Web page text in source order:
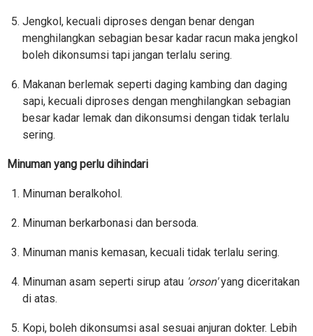
Jengkol, kecuali diproses dengan benar dengan
menghilangkan sebagian besar kadar racun maka jengkol
boleh dikonsumsi tapi jangan terlalu sering.
Makanan berlemak seperti daging kambing dan daging
sapi, kecuali diproses dengan menghilangkan sebagian
besar kadar lemak dan dikonsumsi dengan tidak terlalu
sering.
Minuman yang perlu dihindari
Minuman beralkohol.
Minuman berkarbonasi dan bersoda.
Minuman manis kemasan, kecuali tidak terlalu sering.
Minuman asam seperti sirup atau 'orson'yang diceritakan
di atas.
Kopi, boleh dikonsumsi asal sesuai anjuran dokter. Lebih